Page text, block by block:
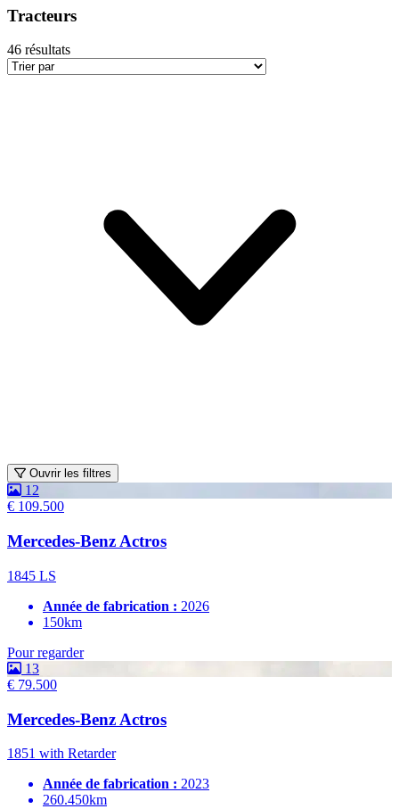
Tracteurs
46 résultats
Ouvrir les filtres
12
€ 109.500
Mercedes-Benz Actros
1845 LS
Année de fabrication : 2026
150km
Pour regarder
13
€ 79.500
Mercedes-Benz Actros
1851 with Retarder
Année de fabrication : 2023
260.450km